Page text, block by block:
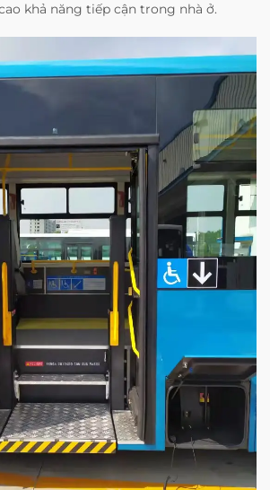
khả năng tiếp cận trong nhà ở.